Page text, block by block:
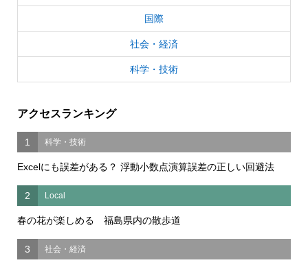
国際
社会・経済
科学・技術
アクセスランキング
1 科学・技術
Excelにも誤差がある？ 浮動小数点演算誤差の正しい回避法
2 Local
春の花が楽しめる 福島県内の散歩道
3 社会・経済